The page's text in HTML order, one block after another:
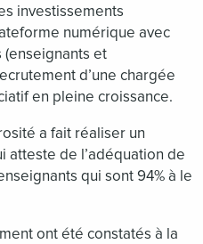
investissements
numérique avec
et
d’une chargée
en pleine croissance.
a fait réaliser un
atteste de l’adéquation de
qui sont 94% à le
ont été constatés à la